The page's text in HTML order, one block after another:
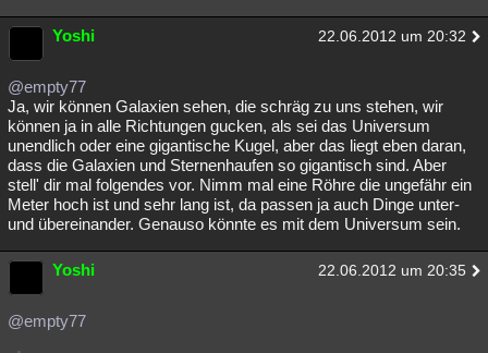
Yoshi 22.06.2012 um 20:32
@empty77
Ja, wir können Galaxien sehen, die schräg zu uns stehen, wir
können ja in alle Richtungen gucken, als sei das Universum
unendlich oder eine gigantische Kugel, aber das liegt eben daran,
dass die Galaxien und Sternenhaufen so gigantisch sind. Aber
stell' dir mal folgendes vor. Nimm mal eine Röhre die ungefähr ein
Meter hoch ist und sehr lang ist, da passen ja auch Dinge unter-
und übereinander. Genauso könnte es mit dem Universum sein.
Yoshi 22.06.2012 um 20:35
@empty77